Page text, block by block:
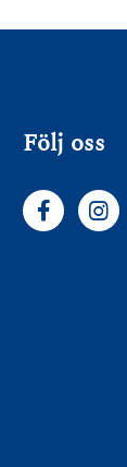
Följ oss